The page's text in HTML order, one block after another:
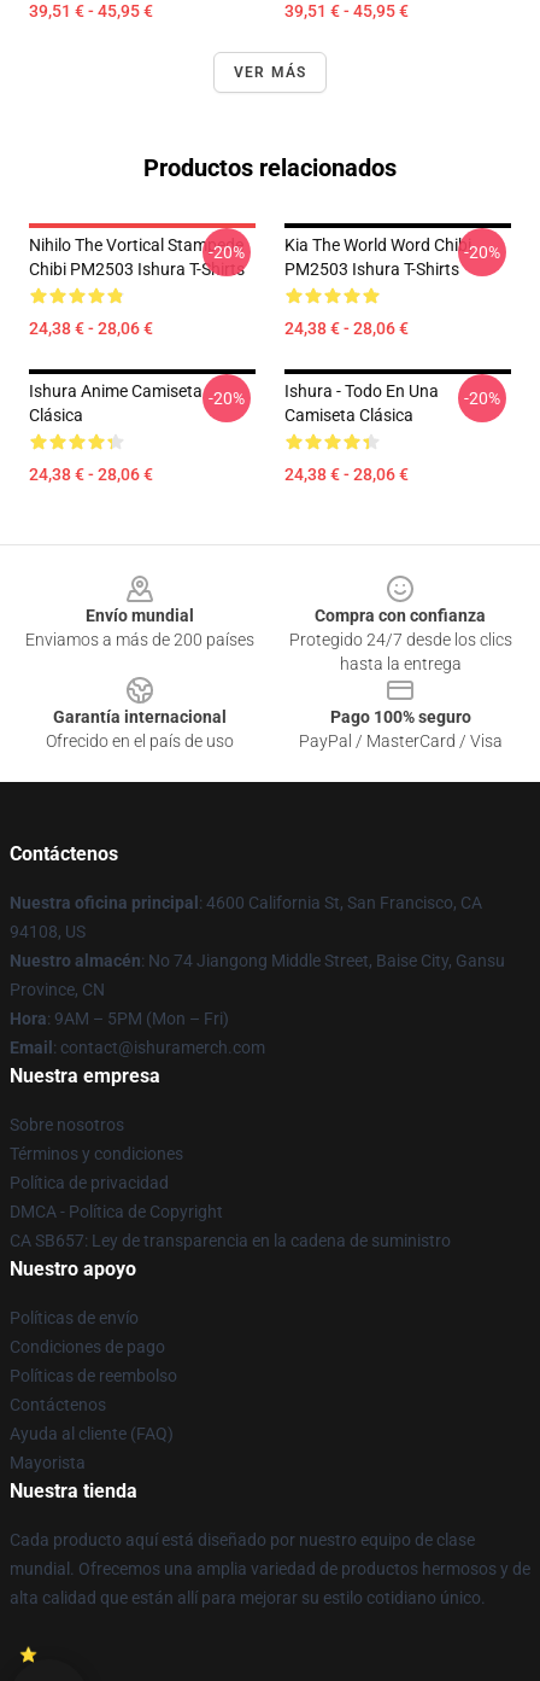
39,51 € - 45,95 € 39,51 € - 45,95 €
VER MÁS
Productos relacionados
Nihilo The Vortical Stampede
Chibi PM2503 Ishura T-Shirts
24,38 € - 28,06 €
-20%
Kia The World Word Chibi
PM2503 Ishura T-Shirts
24,38 € - 28,06 €
-20%
Ishura Anime Camiseta
Clásica
24,38 € - 28,06 €
-20%
Ishura - Todo En Una
Camiseta Clásica
24,38 € - 28,06 €
-20%
Envío mundial
Enviamos a más de 200 países
Compra con confianza
Protegido 24/7 desde los clics
hasta la entrega
Garantía internacional
Ofrecido en el país de uso
Pago 100% seguro
PayPal / MasterCard / Visa
Contáctenos
Nuestra oficina principal : 4600 California St, San Francisco, CA
94108, US
Nuestro almacén: No 74 Jiangong Middle Street, Baise City, Gansu
Province, CN
Hora: 9AM – 5PM (Mon – Fri)
Email : contact@ishuramerch.com
Nuestra empresa
Sobre nosotros
Términos y condiciones
Política de privacidad
DMCA - Política de Copyright
CA SB657: Ley de transparencia en la cadena de suministro
Nuestro apoyo
Políticas de envío
Condiciones de pago
Políticas de reembolso
Contáctenos
Ayuda al cliente (FAQ)
Mayorista
Nuestra tienda
Cada producto aquí está diseñado por nuestro equipo de clase
mundial. Ofrecemos una amplia variedad de productos hermosos y de
alta calidad que están allí para mejorar su estilo cotidiano único.